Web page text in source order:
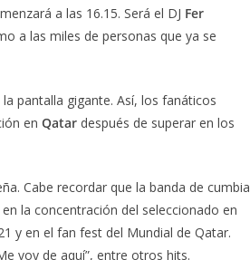
a las 16.15. Será el DJ Fer
a las miles de personas que ya se
pantalla gigante. Así, los fanáticos
en Qatar después de superar en los
Cabe recordar que la banda de cumbia
la concentración del seleccionado en
y en el fan fest del Mundial de Qatar.
voy de aquí”, entre otros hits.